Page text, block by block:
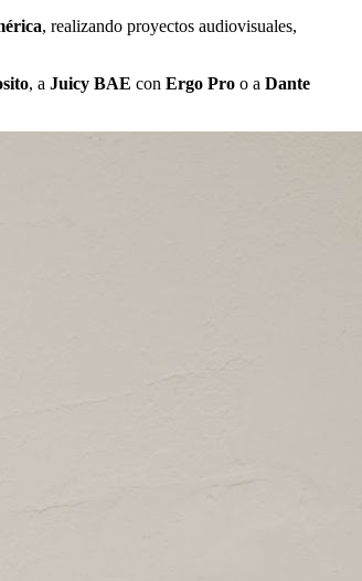
, realizando proyectos audiovisuales,
, a Juicy BAE con Ergo Pro o a Dante